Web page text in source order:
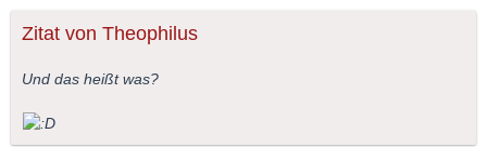
Zitat von Theophilus
Und das heißt was?